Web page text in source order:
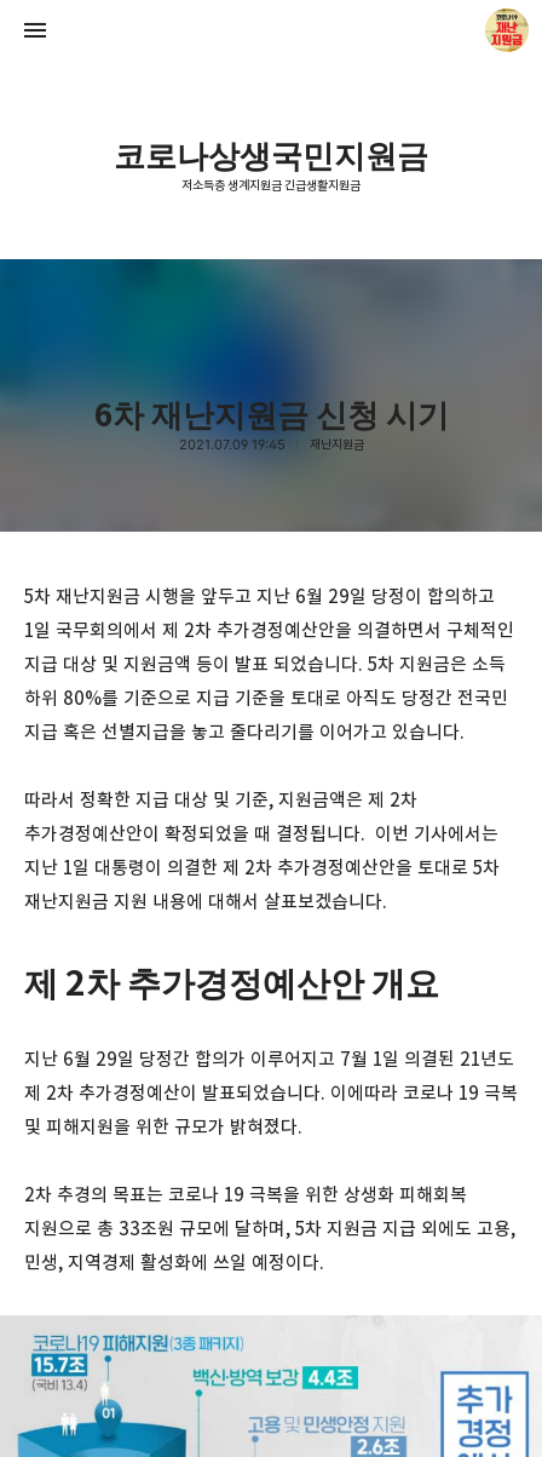
코로나상생국민지원금
저소득층 생계지원금 긴급생활지원금
6차 재난지원금 신청 시기
2021.07.09 19:45 재난지원금
5차 재난지원금 시행을 앞두고 지난 6월 29일 당정이 합의하고
1일 국무회의에서 제 2차 추가경정예산안을 의결하면서 구체적인
지급 대상 및 지원금액 등이 발표 되었습니다. 5차 지원금은 소득
하위 80%를 기준으로 지급 기준을 토대로 아직도 당정간 전국민
지급 혹은 선별지급을 놓고 줄다리기를 이어가고 있습니다.
따라서 정확한 지급 대상 및 기준, 지원금액은 제 2차
추가경정예산안이 확정되었을 때 결정됩니다. 이번 기사에서는
지난 1일 대통령이 의결한 제 2차 추가경정예산안을 토대로 5차
재난지원금 지원 내용에 대해서 살표보겠습니다.
제 2차 추가경정예산안 개요
지난 6월 29일 당정간 합의가 이루어지고 7월 1일 의결된 21년도
제 2차 추가경정예산이 발표되었습니다. 이에따라 코로나 19 극복
및 피해지원을 위한 규모가 밝혀졌다.
2차 추경의 목표는 코로나 19 극복을 위한 상생화 피해회복
지원으로 총 33조원 규모에 달하며, 5차 지원금 지급 외에도 고용,
민생, 지역경제 활성화에 쓰일 예정이다.